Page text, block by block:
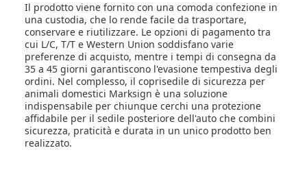
Il prodotto viene fornito con una comoda confezione in
una custodia, che lo rende facile da trasportare,
conservare e riutilizzare. Le opzioni di pagamento tra
cui L/C, T/T e Western Union soddisfano varie
preferenze di acquisto, mentre i tempi di consegna da
35 a 45 giorni garantiscono l'evasione tempestiva degli
ordini. Nel complesso, il coprisedile di sicurezza per
animali domestici Marksign è una soluzione
indispensabile per chiunque cerchi una protezione
affidabile per il sedile posteriore dell'auto che combini
sicurezza, praticità e durata in un unico prodotto ben
realizzato.